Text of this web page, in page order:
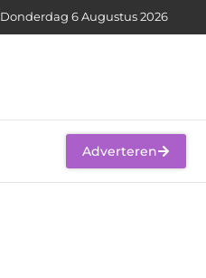
Donderdag 6 Augustus 2026
Adverteren